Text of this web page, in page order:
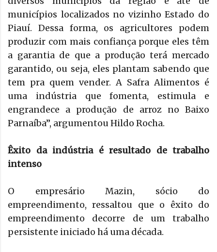
municípios localizados no vizinho Estado do
Piauí. Dessa forma, os agricultores podem
produzir com mais confiança porque eles têm
a garantia de que a produção terá mercado
garantido, ou seja, eles plantam sabendo que
tem pra quem vender. A Safra Alimentos é
uma indústria que fomenta, estimula e
engrandece a produção de arroz no Baixo
Parnaíba”, argumentou Hildo Rocha.
Êxito da indústria é resultado de trabalho
intenso
O empresário Mazin, sócio do
empreendimento, ressaltou que o êxito do
empreendimento decorre de um trabalho
persistente iniciado há uma década.